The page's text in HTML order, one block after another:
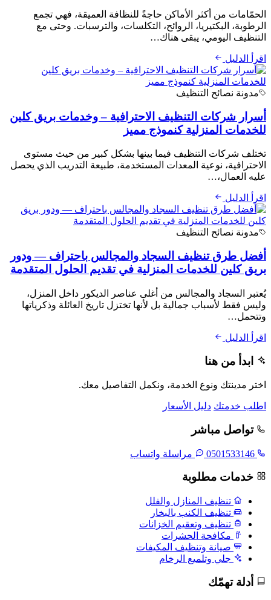
الحمّامات من أكثر الأماكن حاجةً للنظافة العميقة، فهي تجمع
الرطوبة، البكتيريا، الروائح، التكلسات، والترسبات. وحتى مع
التنظيف اليومي، يبقى هناك…
اقرأ الدليل
مدونة نصائح التنظيف
أسرار شركات التنظيف الاحترافية – وخدمات بريق كلين
للخدمات المنزلية كنموذج مميز
تختلف شركات التنظيف فيما بينها بشكل كبير من حيث مستوى
الاحترافية، نوعية المعدات المستخدمة، طبيعة التدريب الذي يحصل
عليه العمال،…
اقرأ الدليل
مدونة نصائح التنظيف
أفضل طرق تنظيف السجاد والمجالس باحتراف — ودور
بريق كلين للخدمات المنزلية في تقديم الحلول المتقدمة
يُعتبر السجاد والمجالس من أغلى عناصر الديكور داخل المنزل،
وليس فقط لأسباب جمالية بل لأنها تختزل تاريخ العائلة وذكرياتها
وتتحمل…
اقرأ الدليل
ابدأ من هنا
اختر مدينتك ونوع الخدمة، ونكمل التفاصيل معك.
اطلب خدمتك دليل الأسعار
تواصل مباشر
0501533146 مراسلة واتساب
خدمات مطلوبة
تنظيف المنازل والفلل
تنظيف الكنب بالبخار
تنظيف وتعقيم الخزانات
مكافحة الحشرات
صيانة وتنظيف المكيفات
جلي وتلميع الرخام
أدلة تهمّك